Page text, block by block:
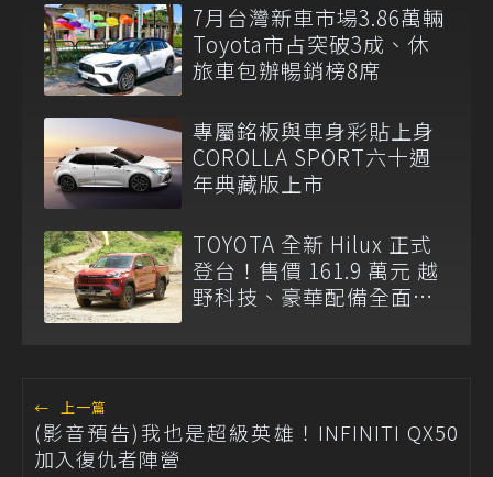
7月台灣新車市場3.86萬輛
Toyota市占突破3成、休
旅車包辦暢銷榜8席
專屬銘板與車身彩貼上身
COROLLA SPORT六十週
年典藏版上市
TOYOTA 全新 Hilux 正式
登台！售價 161.9 萬元 越
野科技、豪華配備全面升
← 上一篇
(影音預告)我也是超級英雄！INFINITI QX50
加入復仇者陣營